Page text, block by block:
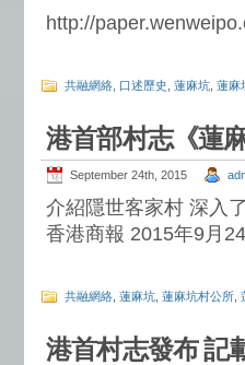
http://
共融網絡 口述歷史 蓮麻坑 蓮麻
港首部村志《蓮
September 24th, 2015
介紹隱世客家村 深入
香港商報 2015年9月
共融網絡 蓮麻坑 蓮麻坑村公所
港首村志發布 記